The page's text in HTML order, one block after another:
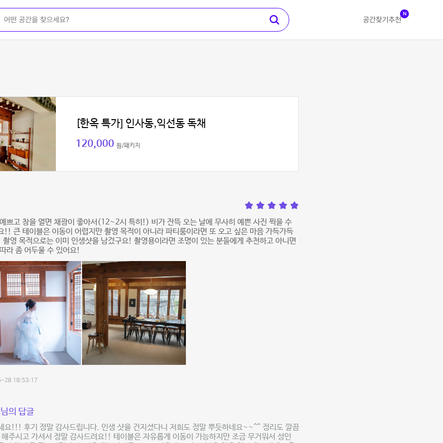
공간찾기 추천
N
[한옥 특가] 인사동,익선동 독채
120,000 원/패키지
쁘고 창을 열면 채광이 좋아서(12~2시 특히!) 비가 잔뜩 오는 날에 무사히 예쁜 사진 찍을 수
!! 큰 테이블은 이동이 어렵지만 촬영 목적이 아니라 파티룸이라면 또 오고 싶은 마음 가득가득
영 목적으로는 이미 인생샷을 남겼구요! 촬영용이라면 조명이 있는 분들에게 추천하고 아니면
라 좀 어두울 수 있어요!
28 18:53:17
의 답글
요!!! 후기 정말 감사드립니다. 인생 샷을 건지셨다니 저희도 정말 뿌듯하네요~~^^ 정리도 깔끔
주시고 가셔서 정말 감사드려요!! 테이블은 자유롭게 이동이 가능하지만 조금 무거워서 성인